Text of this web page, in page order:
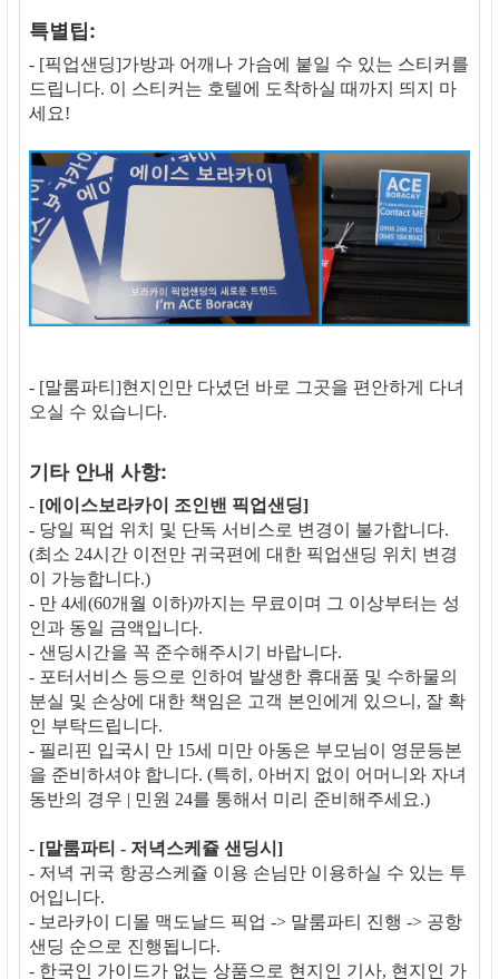
특별팁:
- [픽업샌딩]가방과 어깨나 가슴에 붙일 수 있는 스티커를
드립니다. 이 스티커는 호텔에 도착하실 때까지 띄지 마
세요!
- [말룸파티]현지인만 다녔던 바로 그곳을 편안하게 다녀
오실 수 있습니다.
기타 안내 사항:
- [에이스보라카이 조인밴 픽업샌딩]
- 당일 픽업 위치 및 단독 서비스로 변경이 불가합니다.
(최소 24시간 이전만 귀국편에 대한 픽업샌딩 위치 변경
이 가능합니다.)
- 만 4세(60개월 이하)까지는 무료이며 그 이상부터는 성
인과 동일 금액입니다.
- 샌딩시간을 꼭 준수해주시기 바랍니다.
- 포터서비스 등으로 인하여 발생한 휴대품 및 수하물의
분실 및 손상에 대한 책임은 고객 본인에게 있으니, 잘 확
인 부탁드립니다.
- 필리핀 입국시 만 15세 미만 아동은 부모님이 영문등본
을 준비하셔야 합니다. (특히, 아버지 없이 어머니와 자녀
동반의 경우 | 민원 24를 통해서 미리 준비해주세요.)
- [말룸파티 - 저녁스케쥴 샌딩시]
- 저녁 귀국 항공스케쥴 이용 손님만 이용하실 수 있는 투
어입니다.
- 보라카이 디몰 맥도날드 픽업 -> 말룸파티 진행 -> 공항
샌딩 순으로 진행됩니다.
- 한국인 가이드가 없는 상품으로 현지인 기사, 현지인 가